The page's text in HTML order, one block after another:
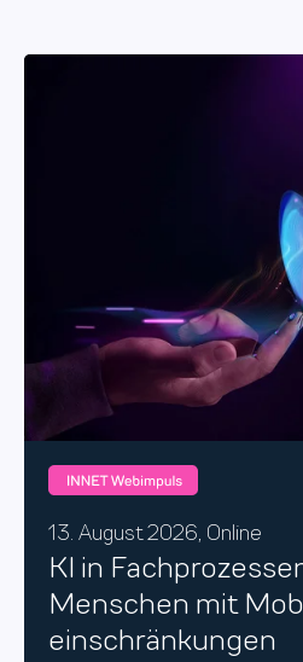
13. August2026, Online
KI in
Menschen mit
einschränkungen